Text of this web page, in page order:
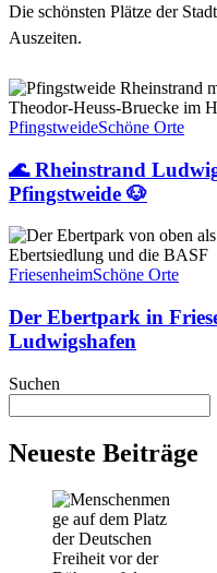
Die schönsten Plätze der
Auszeiten.
🌊
Rheinstrand
Ludwigshafen
Geheimtipp
in
der
Pfingstweide
🐶
PfingstweideSchöne Orte
🌊 Rheinstrand
Pfingstweide 🐶
Der
Ebertpark
in
Eine
grüne
Oase
Ludwigshafen
FriesenheimSchöne Orte
Der Ebertpark in
Ludwigshafen
Suchen
Neueste Beiträge